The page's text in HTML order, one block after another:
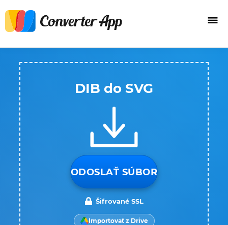
DIB do SVG
ODOSLAŤ SÚBOR
Šifrované SSL
Importovať z Drive